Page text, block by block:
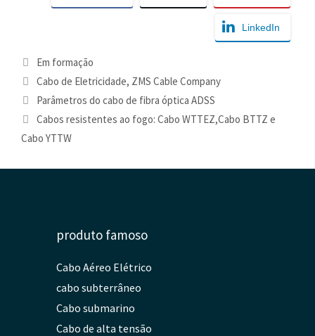
LinkedIn
Categorias
Em formação
Tag
Cabo de Eletricidade, ZMS Cable Company
Parâmetros do cabo de fibra óptica ADSS
Cabos resistentes ao fogo: Cabo WTTEZ,Cabo BTTZ e
Cabo YTTW
produto famoso
Cabo Aéreo Elétrico
cabo subterrâneo
Cabo submarino
Cabo de alta tensão